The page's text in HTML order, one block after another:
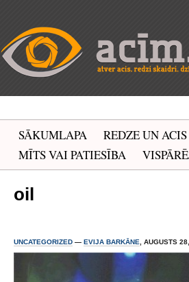
SĀKUMLAPA REDZE UN ACIS
MĪTS VAI PATIESĪBA
oil
UNCATEGORIZED — EVIJA BARKĀNE , AUGUSTS